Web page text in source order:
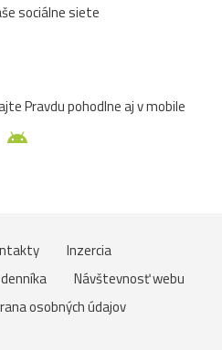
sociálne siete
Pravdu pohodlne aj v mobile
Inzercia
Návštevnosť webu
osobných údajov